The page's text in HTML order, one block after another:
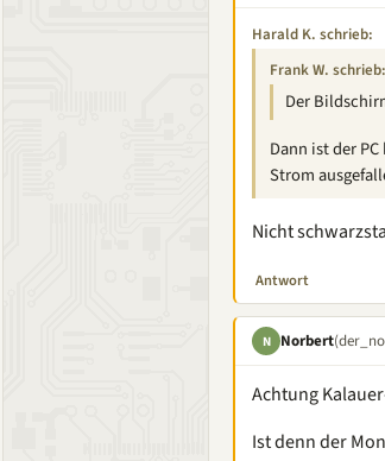
Harald K. schrieb:
Frank W. schrieb:
Der
Dann ist der
Strom
Nicht
Antwort
N Norbert
Achtung
Ist denn der